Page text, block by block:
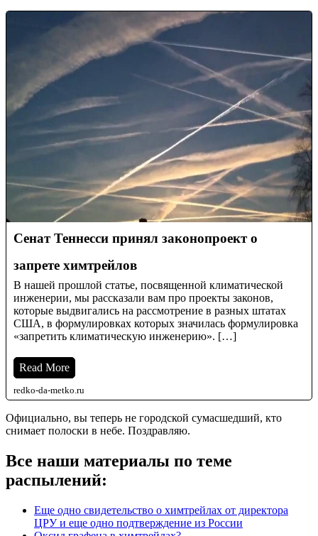
Сенат Теннесси принял законопроект о
запрете химтрейлов
В нашей прошлой статье, посвященной климатической
инженерии, мы рассказали вам про проекты законов,
которые выдвигались на рассмотрение в разных штатах
США, в формулировках которых значилась формулировка
«запретить климатическую инженерию». […]
Read More
redko-da-metko.ru
Официально, вы теперь не городской сумасшедший, кто
снимает полоски в небе. Поздравляю.
Все наши материалы по теме
распылений:
Еще одно свидетельство о химтрейлах от директора
ЦРУ и еще одно подтверждение из России